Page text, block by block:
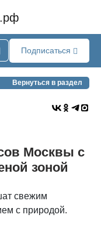
Подписаться
Вернуться в раздел
Москвы с
зоной
свежим
с природой.